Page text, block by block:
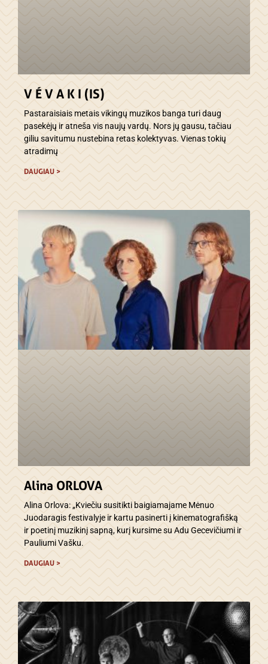
V É V A K I (IS)
Pastaraisiais metais vikingų muzikos banga turi daug
pasekėjų ir atneša vis naujų vardų. Nors jų gausu, tačiau
giliu savitumu nustebina retas kolektyvas. Vienas tokių
atradimų
DAUGIAU >
Alina ORLOVA
Alina Orlova: „Kviečiu susitikti baigiamajame Mėnuo
Juodaragis festivalyje ir kartu pasinerti į kinematografišką
ir poetinį muzikinį sapną, kurį kursime su Adu Gecevičiumi ir
Pauliumi Vašku.
DAUGIAU >